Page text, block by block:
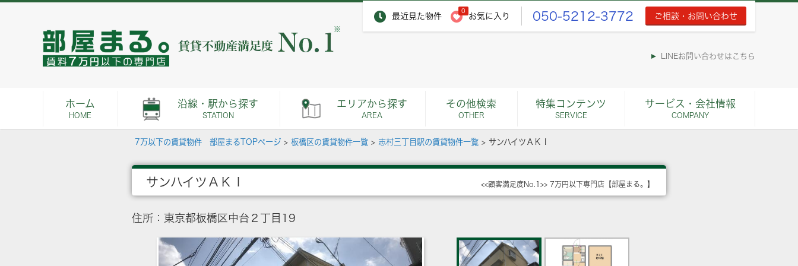
最近見た物件
0
お気に入り 050-5212-3772 ご相談・お問い合わせ
※
LINEお問い合わせはこちら
ホーム
HOME
沿線・駅から探す
STATION
エリアから探す
AREA
その他検索
OTHER
特集コンテンツ
SERVICE
サービス・会社情報
COMPANY
7万以下の賃貸物件 部屋まるTOPページ > 板橋区の賃貸物件一覧 > 志村三丁目駅の賃貸物件一覧 > サンハイツＡＫＩ
サンハイツＡＫＩ <<顧客満足度No.1>> 7万円以下専門店【部屋まる。】
住所：東京都板橋区中台２丁目19